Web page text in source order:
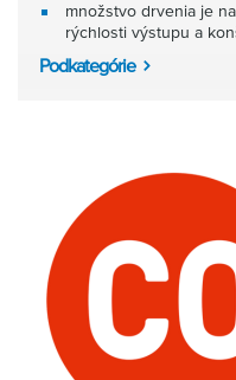
množstvo drvenia je
rýchlosti výstupu a
Podkategórie